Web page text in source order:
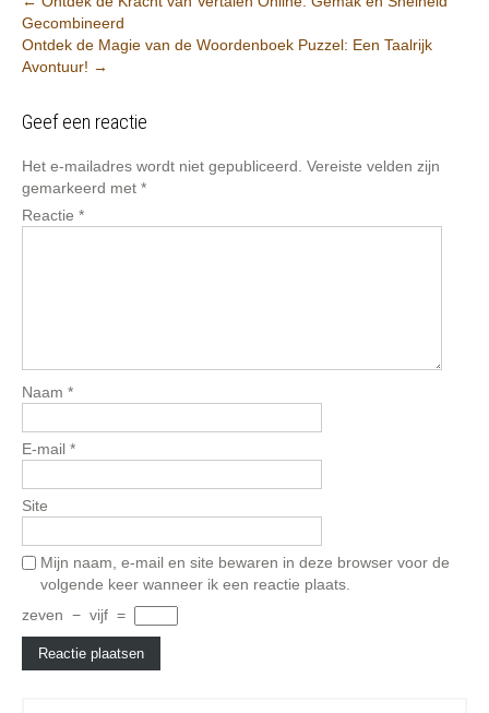
Gecombineerd
Ontdek de Magie van de Woordenboek Puzzel: Een Taalrijk
Avontuur! →
Geef een reactie
Het e-mailadres wordt niet gepubliceerd. Vereiste velden zijn
gemarkeerd met *
Reactie *
Naam *
E-mail *
Site
Mijn naam, e-mail en site bewaren in deze browser voor de
volgende keer wanneer ik een reactie plaats.
zeven − vijf =